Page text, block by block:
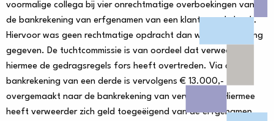
voormalige collega bij vier onrechtmatige overboekingen vanaf
de bankrekening van erfgenamen van een klant van de bank.
Hiervoor was geen rechtmatige opdracht dan wel toestemming
gegeven. De tuchtcommissie is van oordeel dat verweerder
hiermee de gedragsregels fors heeft overtreden. Via de
bankrekening van een derde is vervolgens € 13.000,-
overgemaakt naar de bankrekening van verweerder. Hiermee
heeft verweerder zich geld toegeëigend van de erfgenamen